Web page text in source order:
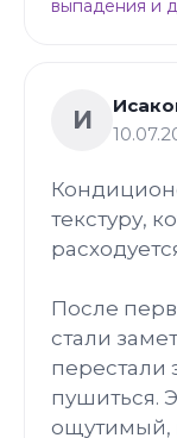
выпадения и
И
текстуру,
После
стали
перестали
пушиться.
ощутимый,